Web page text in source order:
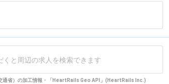
通省）の加工情報・「HeartRails Geo API」(HeartRails Inc.)
キープする 詳細をみる
WEBで応募する